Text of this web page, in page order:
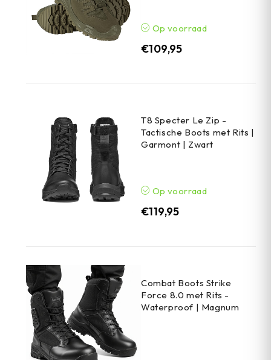
Op voorraad
€109,95
T8 Specter Le Zip -
Tactische Boots met Rits |
Garmont | Zwart
Op voorraad
€119,95
Combat Boots Strike
Force 8.0 met Rits -
Waterproof | Magnum